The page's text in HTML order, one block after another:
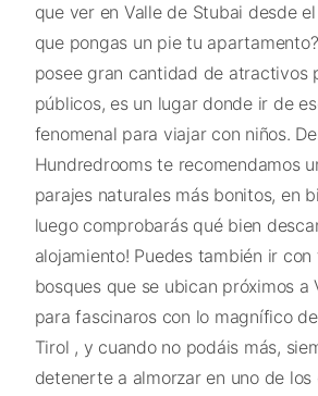
que ver en Valle de Stubai desde
que pongas un pie tu
posee gran cantidad de atractivos
públicos, es un lugar donde ir de
fenomenal para viajar con niños.
Hundredrooms te recomendamos
parajes naturales más bonitos, en
luego comprobarás qué bien
alojamiento! Puedes también ir con
bosques que se ubican próximos a
para fascinaros con lo magnífico
Tirol , y cuando no podáis más,
detenerte a almorzar en uno de los